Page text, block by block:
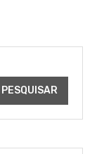
PESQUISAR